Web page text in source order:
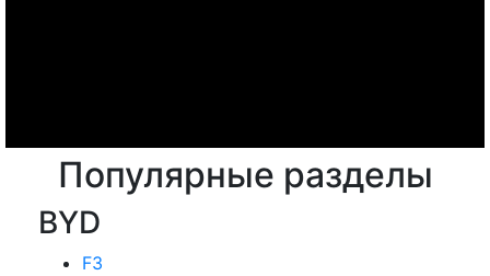
Популярные разделы
BYD
F3